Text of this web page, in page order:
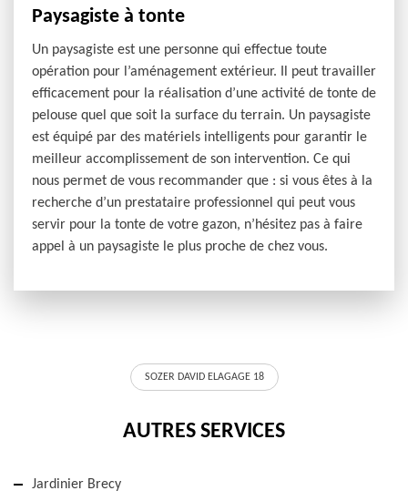
Paysagiste à tonte
Un paysagiste est une personne qui effectue toute
opération pour l’aménagement extérieur. Il peut travailler
efficacement pour la réalisation d’une activité de tonte de
pelouse quel que soit la surface du terrain. Un paysagiste
est équipé par des matériels intelligents pour garantir le
meilleur accomplissement de son intervention. Ce qui
nous permet de vous recommander que : si vous êtes à la
recherche d’un prestataire professionnel qui peut vous
servir pour la tonte de votre gazon, n’hésitez pas à faire
appel à un paysagiste le plus proche de chez vous.
SOZER DAVID ELAGAGE 18
AUTRES SERVICES
Jardinier Brecy